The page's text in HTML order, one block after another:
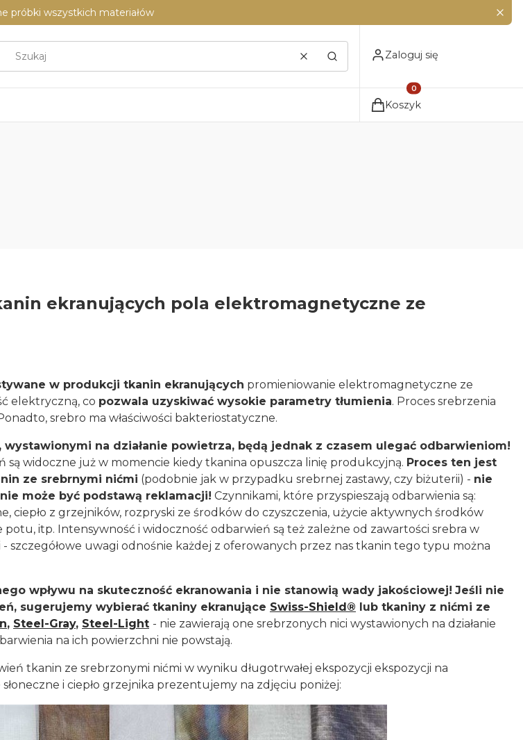
próbki wszystkich materiałów
WyczyśćSzukaj
Zaloguj się
Produkty w koszyku: 0.
Koszyk
ekranujących pola elektromagnetyczne ze
w produkcji tkanin ekranujących promieniowanie elektromagnetyczne ze
elektryczną, co pozwala uzyskiwać wysokie parametry tłumienia. Proces srebrzenia
srebro ma właściwości bakteriostatyczne.
na działanie powietrza, będą jednak z czasem ulegać odbarwieniom!
są widoczne już w momencie kiedy tkanina opuszcza linię produkcyjną. Proces ten jest
ze srebrnymi nićmi (podobnie jak w przypadku srebrnej zastawy, czy biżuterii) - nie
może być podstawą reklamacji! Czynnikami, które przyspieszają odbarwienia są:
ciepło z grzejników, rozpryski ze środków do czyszczenia, użycie aktywnych środków
potu, itp. Intensywność i widoczność odbarwień są też zależne od zawartości srebra w
szczegółowe uwagi odnośnie każdej z oferowanych przez nas tkanin tego typu można
wpływu na skuteczność ekranowania i nie stanowią wady jakościowej! Jeśli nie
sugerujemy wybierać tkaniny ekranujące Swiss-Shield® lub tkaniny z nićmi ze
, Steel-Gray, Steel-Light - nie zawierają one srebrzonych nici wystawionych na działanie
na ich powierzchni nie powstają.
tkanin ze srebrzonymi nićmi w wyniku długotrwałej ekspozycji ekspozycji na
i ciepło grzejnika prezentujemy na zdjęciu poniżej: